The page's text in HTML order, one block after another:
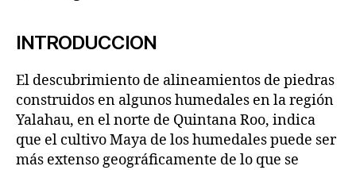
INTRODUCCION
El descubrimiento de alineamientos de piedras
construidos en algunos humedales en la región
Yalahau, en el norte de Quintana Roo, indica
que el cultivo Maya de los humedales puede ser
más extenso geográficamente de lo que se